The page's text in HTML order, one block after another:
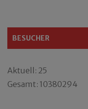
BESUCHER
Aktuell: 25
Gesamt: 10380294